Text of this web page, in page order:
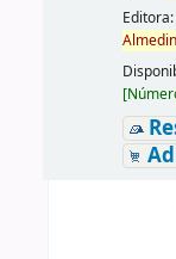
Editora:
[